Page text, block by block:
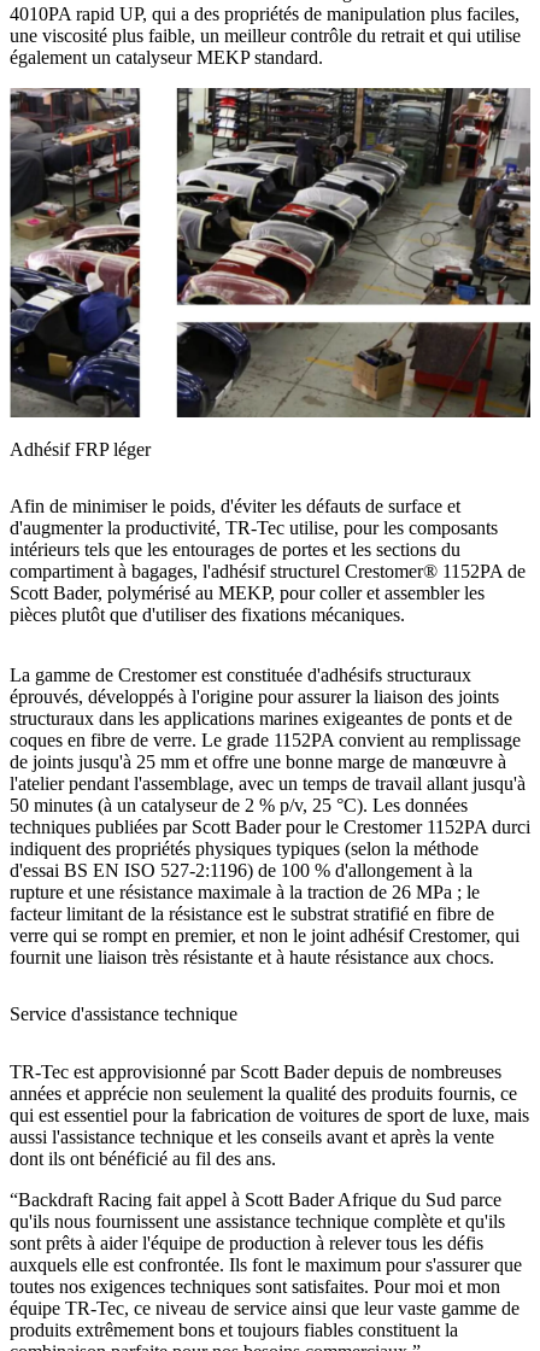
4010PA rapid UP, qui a des propriétés de manipulation plus faciles,
une viscosité plus faible, un meilleur contrôle du retrait et qui utilise
également un catalyseur MEKP standard.
Adhésif FRP léger
Afin de minimiser le poids, d'éviter les défauts de surface et
d'augmenter la productivité, TR-Tec utilise, pour les composants
intérieurs tels que les entourages de portes et les sections du
compartiment à bagages, l'adhésif structurel Crestomer® 1152PA de
Scott Bader, polymérisé au MEKP, pour coller et assembler les
pièces plutôt que d'utiliser des fixations mécaniques.
La gamme de Crestomer est constituée d'adhésifs structuraux
éprouvés, développés à l'origine pour assurer la liaison des joints
structuraux dans les applications marines exigeantes de ponts et de
coques en fibre de verre. Le grade 1152PA convient au remplissage
de joints jusqu'à 25 mm et offre une bonne marge de manœuvre à
l'atelier pendant l'assemblage, avec un temps de travail allant jusqu'à
50 minutes (à un catalyseur de 2 % p/v, 25 °C). Les données
techniques publiées par Scott Bader pour le Crestomer 1152PA durci
indiquent des propriétés physiques typiques (selon la méthode
d'essai BS EN ISO 527-2:1196) de 100 % d'allongement à la
rupture et une résistance maximale à la traction de 26 MPa ; le
facteur limitant de la résistance est le substrat stratifié en fibre de
verre qui se rompt en premier, et non le joint adhésif Crestomer, qui
fournit une liaison très résistante et à haute résistance aux chocs.
Service d'assistance technique
TR-Tec est approvisionné par Scott Bader depuis de nombreuses
années et apprécie non seulement la qualité des produits fournis, ce
qui est essentiel pour la fabrication de voitures de sport de luxe, mais
aussi l'assistance technique et les conseils avant et après la vente
dont ils ont bénéficié au fil des ans.
Backdraft Racing fait appel à Scott Bader Afrique du Sud parce
qu'ils nous fournissent une assistance technique complète et qu'ils
sont prêts à aider l'équipe de production à relever tous les défis
auxquels elle est confrontée. Ils font le maximum pour s'assurer que
toutes nos exigences techniques sont satisfaites. Pour moi et mon
équipe TR-Tec, ce niveau de service ainsi que leur vaste gamme de
produits extrêmement bons et toujours fiables constituent la